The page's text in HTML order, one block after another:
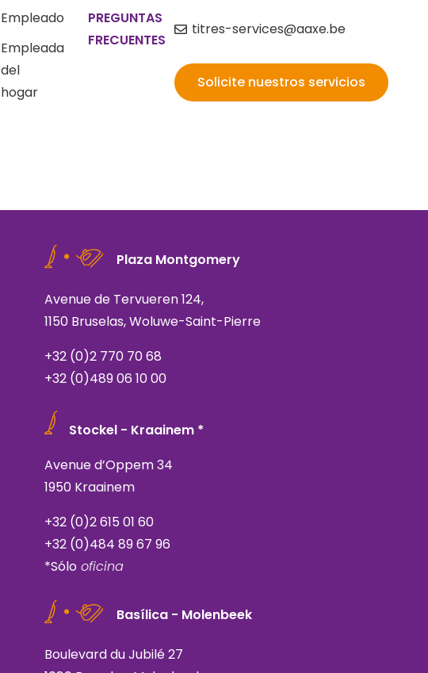
Empleado
Empleada
del
hogar
PREGUNTAS
FRECUENTES
titres-services@aaxe.be
Solicite nuestros servicios
Plaza Montgomery
Avenue de Tervueren 124,
1150 Bruselas, Woluwe-Saint-Pierre
+32 (0)2 770 70 68
+32 (0)489 06 10 00
Stockel - Kraainem *
Avenue d’Oppem 34
1950 Kraainem
+32 (0)2 615 01 60
+32 (0)484 89 67 96
*Sólo oficina
Basílica - Molenbeek
Boulevard du Jubilé 27